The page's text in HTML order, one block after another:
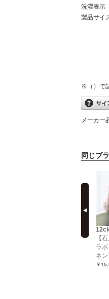
洗濯表示
製品サイ
※（）で
メーカー
同じブ
【コラボ】【洗え
【
ラ
ネ
￥